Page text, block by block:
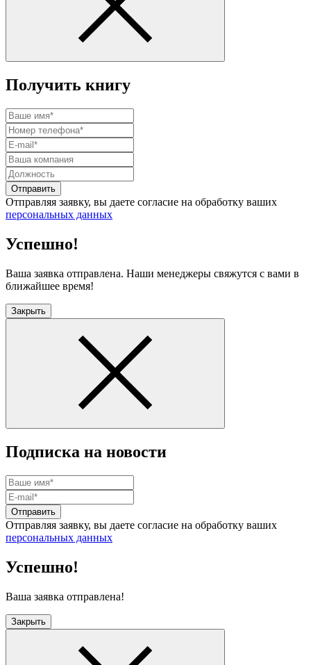
Получить книгу
Отправить
Отправляя заявку, вы даете согласие на обработку ваших
персональных данных
Успешно!
Ваша заявка отправлена. Наши менеджеры свяжутся с вами в
ближайшее время!
Закрыть
Подписка на новости
Отправить
Отправляя заявку, вы даете согласие на обработку ваших
персональных данных
Успешно!
Ваша заявка отправлена!
Закрыть